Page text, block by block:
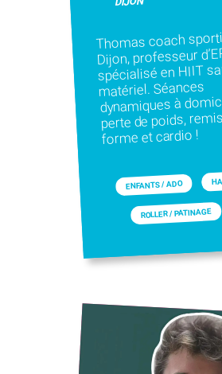
Thomas coach
Dijon, professeur
spécialisé en HIIT
matériel. Séances
dynamiques à
perte de poids,
forme et cardio !
ENFANTS / ADO
ROLLER / PATINAGE